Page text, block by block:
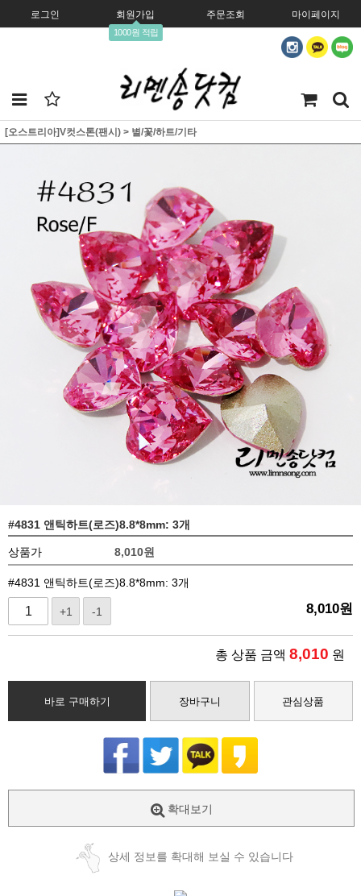
로그인 회원가입
1000원 적립
주문조회 마이페이지
[오스트리아]V컷스톤(팬시) > 별/꽃/하트/기타
#4831 앤틱하트(로즈)8.8*8mm: 3개
상품가 8,010원
#4831 앤틱하트(로즈)8.8*8mm: 3개
+1 -1 8,010원
총 상품 금액 8,010 원
바로 구매하기 장바구니 관심상품
확대보기
상세 정보를 확대해 보실 수 있습니다